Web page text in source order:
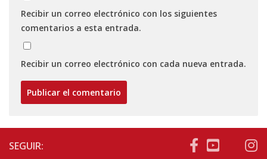
Recibir un correo electrónico con los siguientes
comentarios a esta entrada.
Recibir un correo electrónico con cada nueva entrada.
SEGUIR: